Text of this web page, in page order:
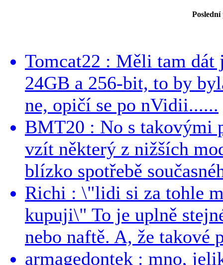
Tomcat22 : Měli tam dát
24GB a 256-bit, to by
ne, opičí se po nVidii......
BMT20 : No s takovými
vzít některý z nižších
blízko spotřebě
Richi : \"lidi si za tohle
kupuji\" To je uplně
nebo naftě. A, že takové
armagedontek : mno,